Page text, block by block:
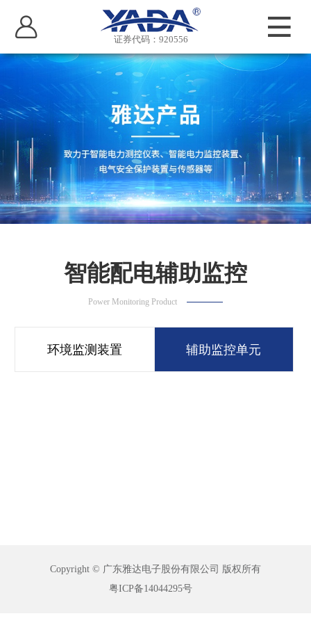
证券代码：920556
智能配电辅助监控
Power Monitoring Product
环境监测装置 辅助监控单元
Copyright © 广东雅达电子股份有限公司 版权所有
粤ICP备14044295号